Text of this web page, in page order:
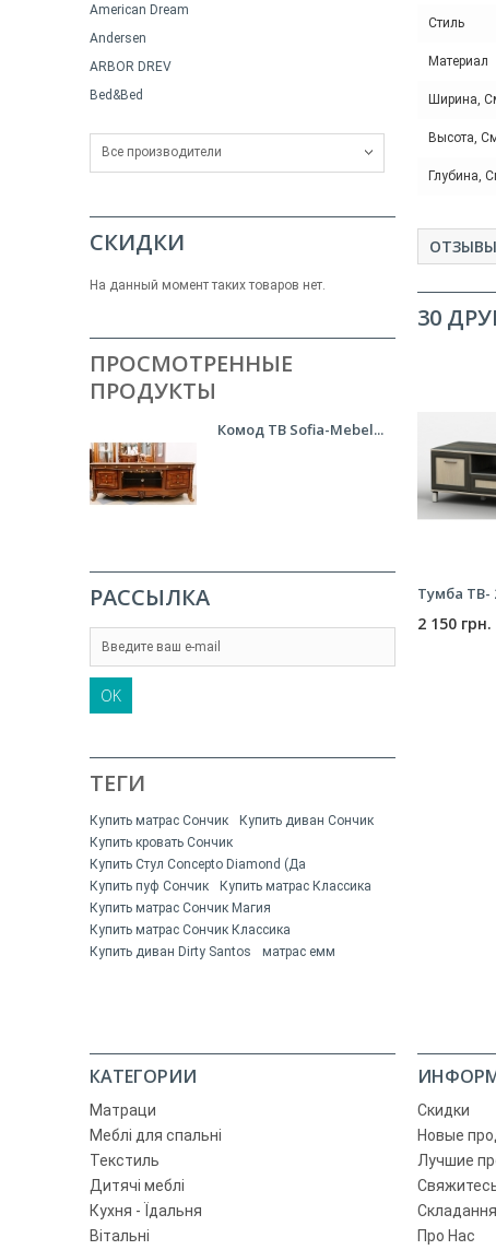
American Dream
Andersen
ARBOR DREV
Bed&Bed
Все производители
СКИДКИ
На данный момент таких товаров нет.
ПРОСМОТРЕННЫЕ
ПРОДУКТЫ
Комод ТВ Sofia-Mebel...
РАССЫЛКА
OK
ТЕГИ
Купить матрас Сончик
Купить диван Сончик
Купить кровать Сончик
Купить Стул Concepto Diamond (Да
Купить пуф Сончик
Купить матрас Классика
Купить матрас Сончик Магия
Купить матрас Сончик Классика
Купить диван Dirty Santos
матрас емм
Стиль
Материал
Ширина,
Высота,
Глубина,
ОТЗЫВЫ
30
Тумба ТВ-
2 150 грн.
КАТЕГОРИИ
Матраци
Меблі для спальні
Текстиль
Дитячі меблі
Кухня - Їдальня
Вітальні
Скидки
Новые
Лучшие
Про Нас